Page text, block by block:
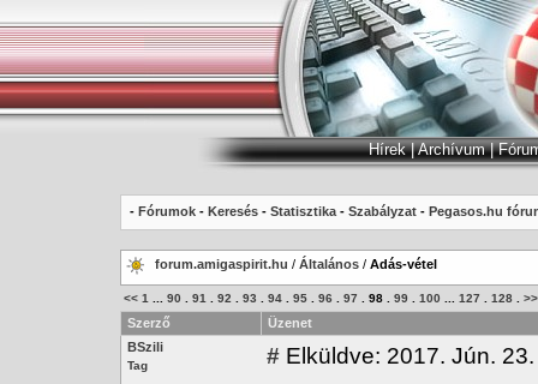
Hírek|Archívum|
- Fórumok - Keresés - Statisztika - Szabályzat - Pegasos.hu
forum.amigaspirit.hu / Általános / Adás-vétel
<< 1 90 91 92 93 94 95 96 97 98 99 100 127 128 >>
Szerző
Üzenet
BSzili
Tag # Elküldve: 2017. Jún.